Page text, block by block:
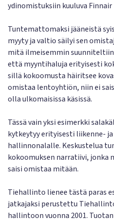
ydinomistuksiin kuuluva Finnair
Tuntemattomaksi jääneistä
myyty ja valtio säilyi sen
mitä ilmeisemmin
että myyntihaluja erityisesti
sillä kokoomusta häiritsee
omistaa lentoyhtiön, niin ei
olla ulkomaisissa käsissä.
Tässä vain yksi esimerkki
kytkeytyy erityisesti liikenne-
hallinnonalalle. Keskustelua
kokoomuksen narratiivi, jonka
saisi omistaa mitään.
Tiehallinto lienee tästä paras
jatkajaksi perustettu
hallintoon vuonna 2001.